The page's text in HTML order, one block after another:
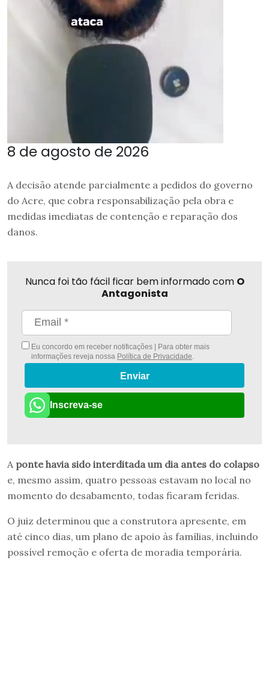
8 de agosto de 2026
A decisão atende parcialmente a pedidos do governo
do Acre, que cobra responsabilização pela obra e
medidas imediatas de contenção e reparação dos
danos.
Nunca foi tão fácil ficar bem informado com O
Antagonista
Eu concordo em receber notificações | Para obter mais
informações reveja nossa Política de Privacidade.
Enviar
Inscreva-se
A ponte havia sido interditada um dia antes do colapso
e, mesmo assim, quatro pessoas estavam no local no
momento do desabamento, todas ficaram feridas.
O juiz determinou que a construtora apresente, em
até cinco dias, um plano de apoio às famílias, incluindo
possível remoção e oferta de moradia temporária.